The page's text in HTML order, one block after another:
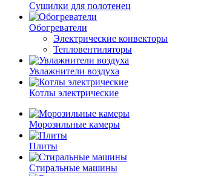
Сушилки для полотенец
Обогреватели
Электрические конвекторы
Тепловентиляторы
Увлажнители воздуха
Котлы электрические
Морозильные камеры
Плиты
Стиральные машины